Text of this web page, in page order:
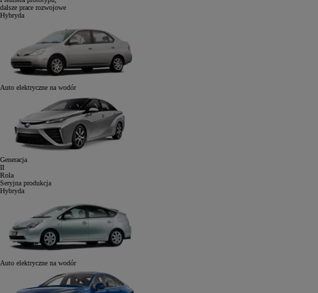
dalsze prace rozwojowe
Hybryda
Auto elektryczne na wodór
Generacja
II
Rola
Seryjna produkcja
Hybryda
Auto elektryczne na wodór